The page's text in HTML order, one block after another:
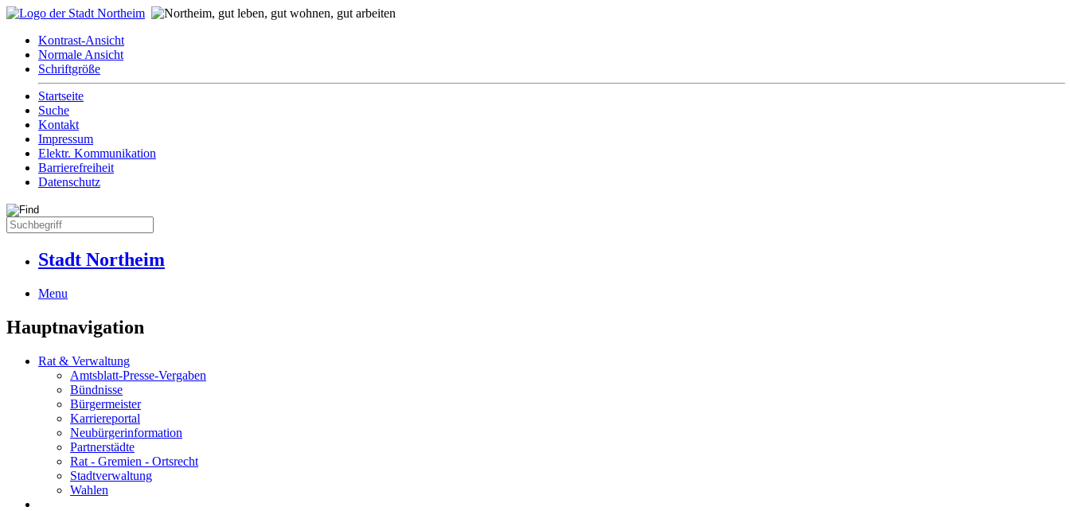
Kontrast-Ansicht
Normale Ansicht
Schriftgröße
Startseite
Suche
Kontakt
Impressum
Elektr. Kommunikation
Barrierefreiheit
Datenschutz
Stadt Northeim
Menu
Hauptnavigation
Rat & Verwaltung
Amtsblatt-Presse-Vergaben
Bündnisse
Bürgermeister
Karriereportal
Neubürgerinformation
Partnerstädte
Rat - Gremien - Ortsrecht
Stadtverwaltung
Wahlen